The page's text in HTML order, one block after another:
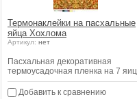
Термонаклейки на пасхальные
яйца Хохлома
Артикул: нет
Пасхальная декоративная
термоусадочная пленка на 7 яиц
Добавить к сравнению